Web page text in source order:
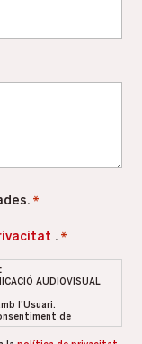
*
. *
AUDIOVISUAL
l'Usuari.
de
el temps que hi hagi